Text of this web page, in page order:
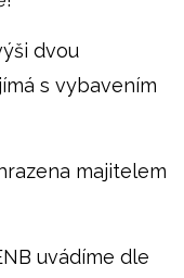
dvou
s vybavením
majitelem
uvádíme dle